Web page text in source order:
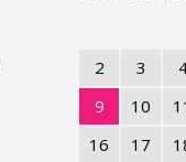
2
3
9
10
16
17